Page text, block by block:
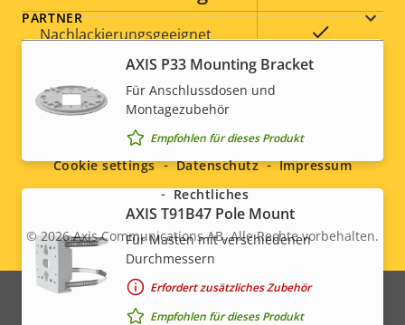
Nachlackierungsgeeignet
AXIS P33 Mounting Bracket
Für Anschlussdosen und
Montagezubehör
Empfohlen für dieses Produkt
AXIS T91B47 Pole Mount
Für Masten mit verschiedenen
Durchmessern
Erfordert zusätzliches Zubehör
Empfohlen für dieses Produkt
PARTNER
Social
menu
Legal
menu
© 2026Axis Communications AB. Alle Rechte vorbehalten.
Cookie settings Datenschutz
Impressum
Rechtliches